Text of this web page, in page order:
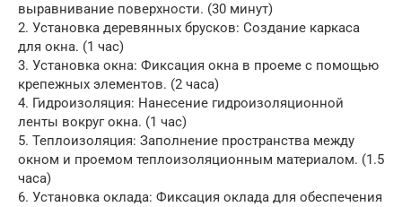
выравнивание поверхности. (30 минут)
2. Установка деревянных брусков: Создание каркаса
для окна. (1 час)
3. Установка окна: Фиксация окна в проеме с помощью
крепежных элементов. (2 часа)
4. Гидроизоляция: Нанесение гидроизоляционной
ленты вокруг окна. (1 час)
5. Теплоизоляция: Заполнение пространства между
окном и проемом теплоизоляционным материалом. (1.5
часа)
6. Установка оклада: Фиксация оклада для обеспечения